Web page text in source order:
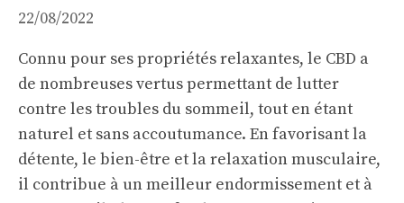
22/08/2022
Connu pour ses propriétés relaxantes, le CBD a
de nombreuses vertus permettant de lutter
contre les troubles du sommeil, tout en étant
naturel et sans accoutumance. En favorisant la
détente, le bien-être et la relaxation musculaire,
il contribue à un meilleur endormissement et à